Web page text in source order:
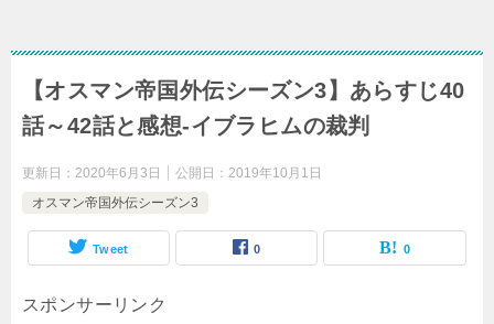
【オスマン帝国外伝シーズン3】あらすじ40
話～42話と感想-イブラヒムの裁判
更新日： 2020年6月3日 公開日： 2019年10月1日
オスマン帝国外伝シーズン3
Tweet 0 0
スポンサーリンク